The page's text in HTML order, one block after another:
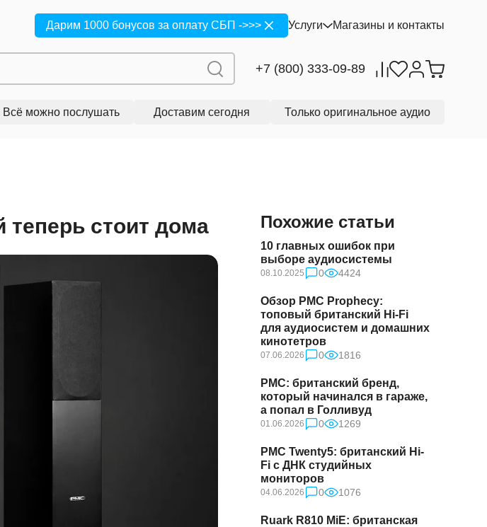
Дарим 1000 бонусов за оплату СБП ->>> Услуги Магазины и контакты
+7 (800) 333-09-89
Всё можно послушать Доставим сегодня Только оригинальное аудио
теперь стоит дома Похожие статьи
10 главных ошибок при
выборе аудиосистемы
08.10.2025 0 4424
Обзор PMC Prophecy:
топовый британский Hi-Fi
для аудиосистем и домашних
кинотетров
07.06.2026 0 1816
PMC: британский бренд,
который начинался в гараже,
а попал в Голливуд
01.06.2026 0 1269
PMC Twenty5: британский Hi-
Fi с ДНК студийных
мониторов
04.06.2026 0 1076
Ruark R810 MiE: британская